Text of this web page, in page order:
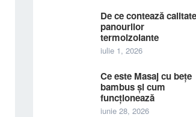
De ce contează
panourilor
termoizolante
iulie 1, 2026
Ce este Masaj cu bețe
bambus și cum
funcționează
iunie 28, 2026